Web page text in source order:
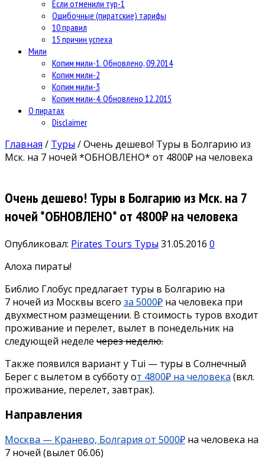
Если отменили тур-1
Ошибочные (пиратские) тарифы
10 правил
15 причин успеха
Мили
Копим мили-1. Обновлено, 09.2014
Копим мили-2
Копим мили-3
Копим мили-4. Обновлено 12.2015
О пиратах
Disclaimer
Главная / Туры /Очень дешево! Туры в Болгарию из
Мск. на 7 ночей *ОБНОВЛЕНО* от 4800₽ на человека
Очень дешево! Туры в Болгарию из Мск. на 7
ночей *ОБНОВЛЕНО* от 4800₽ на человека
Опубликовал: Pirates Tours Туры 31.05.2016 0
Алоха пираты!
Библио Глобус предлагает туры в Болгарию на
7 ночей из Москвы всего за 5000₽ на человека при
двухместном размещении. В стоимость туров входит
проживание и перелет, вылет в понедельник на
следующей неделе через неделю.
Также появился вариант у Tui — туры в Солнечный
Берег с вылетом в субботу от 4800₽ на человека (вкл.
проживание, перелет, завтрак).
Направления
Москва — Кранево, Болгария от 5000₽ на человека на
7 ночей (вылет 06.06)